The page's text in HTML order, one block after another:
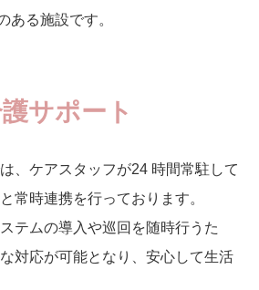
ある施設です。
サポート
、ケアスタッフが24 時間常駐して
常時連携を行っております。
テムの導入や巡回を随時行うた
対応が可能となり、安心して生活